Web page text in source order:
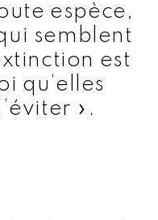
espèce,
semblent
est
qu’elles
».